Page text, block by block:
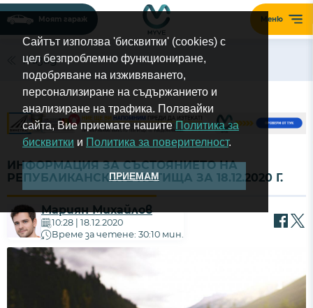
Сайтът използва 'бисквитки' (cookies) с
цел безпроблемно функциониране,
подобряване на изживяването,
персонализиране на съдържанието и
анализиране на трафика. Ползвайки
сайта, Вие приемате нашите Политика за
бисквитки и Политика за поверителност.
ПРИЕМАМ
Меню
Моят гараж
Назад
ИНФОРМАЦИЯ ЗА СЪСТОЯНИЕТО НА
РЕПУБЛИКАНСКИТЕ ПЪТИЩА ЗА 18.12.2020 Г.
Мариян Михайлов
10:28 | 18.12.2020
Време за четене: 30:10 мин.